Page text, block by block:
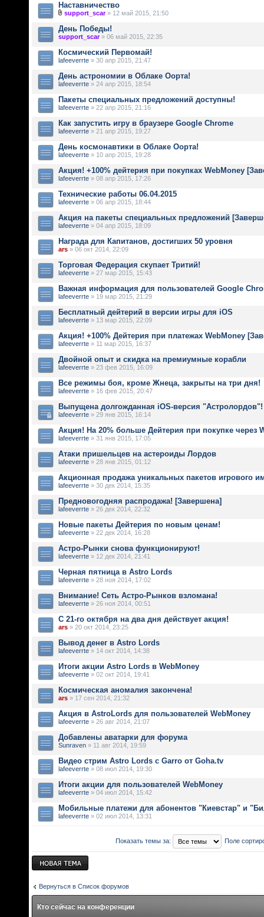
Наставничество
support_scar» 12 май 2015, 21:50
День Победы!
support_scar» 06 май 2015, 22:35
Космический Первомай!
lafeeverrte » 30 апр 2015, 21:47
День астрономии в Облаке Оорта!
lafeeverrte » 24 апр 2015, 18:54
Пакеты специальных предложений доступны!
lafeeverrte » 22 апр 2015, 21:16
Как запустить игру в браузере Google Chrome
lafeeverrte » 21 апр 2015, 19:27
День космонавтики в Облаке Оорта!
lafeeverrte » 10 апр 2015, 19:28
Акция! +100% дейтерия при покупках WebMoney
lafeeverrte » 08 апр 2015, 17:26
Технические работы 06.04.2015
lafeeverrte » 06 апр 2015, 18:44
Акция на пакеты специальных предложений
lafeeverrte » 04 апр 2015, 18:09
Награда для Капитанов, достигших 50 уровня
ars » 06 окт 2014, 22:09
Торговая Федерация скупает Тритий!
lafeeverrte » 27 мар 2015, 15:43
Важная информация для пользователей Google
lafeeverrte » 19 мар 2015, 21:29
Бесплатный дейтерий в версии игры для iOS
lafeeverrte » 13 мар 2015, 22:09
Акция! +100% Дейтерия при платежах WebMoney
lafeeverrte » 11 мар 2015, 16:37
Двойной опыт и скидка на премиумные корабли
lafeeverrte » 23 фев 2015, 16:09
Все режимы боя, кроме Жнеца, закрыты на три дня!
lafeeverrte » 16 фев 2015, 20:47
Выпущена долгожданная iOS-версия "Астролордов"!
lafeeverrte » 29 янв 2015, 16:14
Акция! На 20% больше Дейтерия при покупке через
lafeeverrte » 31 янв 2015, 17:05
Атаки пришельцев на астероиды Лордов
lafeeverrte » 28 янв 2015, 01:12
Акционная продажа уникальных пакетов игрового
lafeeverrte » 30 дек 2014, 15:35
Предновогодняя распродажа! [Завершена]
lafeeverrte » 26 дек 2014, 22:32
Новые пакеты Дейтерия по новым ценам!
lafeeverrte » 22 дек 2014, 16:28
Астро-Рынки снова функционируют!
lafeeverrte » 12 дек 2014, 21:41
Черная пятница в Astro Lords
lafeeverrte » 28 ноя 2014, 17:02
Внимание! Сеть Астро-Рынков взломана!
lafeeverrte » 26 ноя 2014, 00:51
С 21-го октября на два дня действует акция!
ars » 20 окт 2014, 23:25
Вывод денег в Astro Lords
lafeeverrte » 14 окт 2014, 14:38
Итоги акции Astro Lords в WebMoney
lafeeverrte » 02 окт 2014, 19:41
Космическая аномалия закончена!
ars » 17 сен 2014, 21:32
Акция в AstroLords для пользователей WebMoney
lafeeverrte » 26 авг 2014, 21:07
Добавлены аватарки для форума
Sunraven » 11 авг 2014, 19:59
Видео стрим Astro Lords с Garro от Goha.tv
lafeeverrte » 08 июл 2014, 19:30
Итоги акции для пользователей WebMoney
lafeeverrte » 04 июл 2014, 15:42
Мобильные платежи для абонентов "Киевстар" и
lafeeverrte » 02 июл 2014, 13:31
Показать темы за: Поле
Новая тема
Вернуться в Список форумов
Кто сейчас на конференции